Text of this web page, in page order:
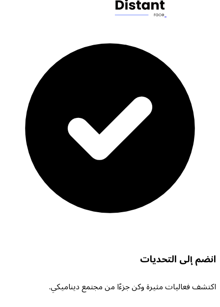
انضم إلى التحديات
اكتشف فعاليات مثيرة وكن جزءًا من مجتمع ديناميكي.